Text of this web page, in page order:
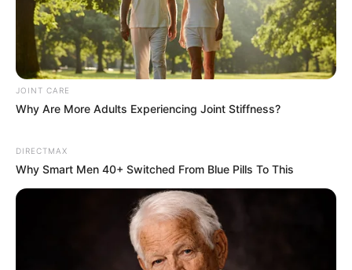
How To Get An Erection Even After 60!
50+ Man's Ultimate Comeback: 36-Hour Power, Zero
JOINT CARE
Why Are More Adults Experiencing Joint Stiffness?
DIRECTMAX
Why Smart Men 40+ Switched From Blue Pills To This